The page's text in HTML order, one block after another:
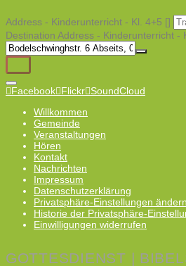
Address - Kinderunterricht - Kl. 4+5 []
Destination Address - Kinderunterricht -
Facebook Flickr SoundCloud
Willkommen
Gemeinde
Veranstaltungen
Hören
Kontakt
Nachrichten
Impressum
Datenschutzerklärung
Privatsphäre-Einstellungen ändern
Historie der Privatsphäre-
Einwilligungen widerrufen
GOTTESDIENST |